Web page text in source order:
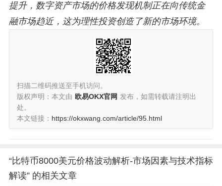
提升，数字资产市场的价格发现机制正在向传统金
融市场趋近，这为理性投资创造了新的市场环境。
扫描二维码推送至手机访问。
版权声明：本文由 欧易OKX官网 发布，如需转载请注明出
处。
本文链接： https://okxwang.com/article/95.html
“比特币8000美元价格波动解析-市场因素与技术指标
解读” 的相关文章